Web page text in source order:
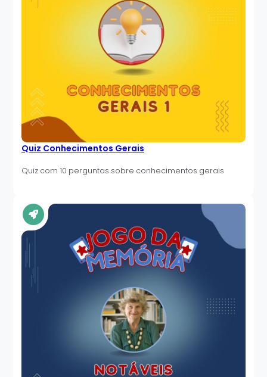
Quiz Conhecimentos Gerais
Quiz com 10 perguntas sobre conhecimentos gerais